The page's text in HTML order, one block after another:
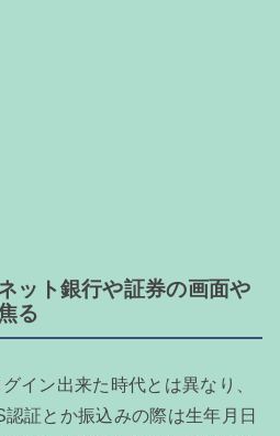
ット銀行や証券の画面や
る
イン出来た時代とは異なり、
証とか振込みの際は生年月日